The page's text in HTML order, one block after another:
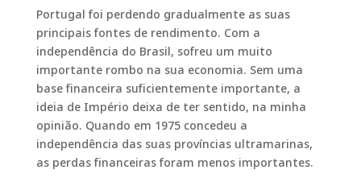
Portugal foi perdendo gradualmente as suas
principais fontes de rendimento. Com a
independência do Brasil, sofreu um muito
importante rombo na sua economia. Sem uma
base financeira suficientemente importante, a
ideia de Império deixa de ter sentido, na minha
opinião. Quando em 1975 concedeu a
independência das suas províncias ultramarinas,
as perdas financeiras foram menos importantes.